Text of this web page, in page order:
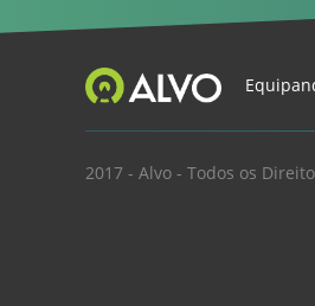
2017 - Alvo - Todos os